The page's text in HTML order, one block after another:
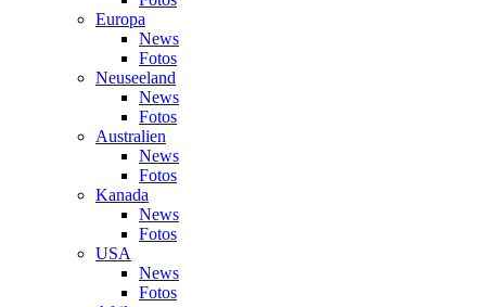
Europa
News
Fotos
Neuseeland
News
Fotos
Australien
News
Fotos
Kanada
News
Fotos
USA
News
Fotos